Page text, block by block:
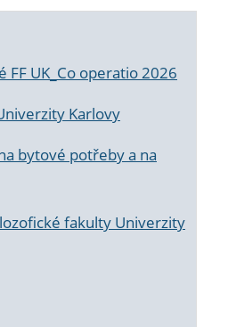
UK_Co operatio 2026
Karlovy
bytové potřeby a na
fakulty Univerzity